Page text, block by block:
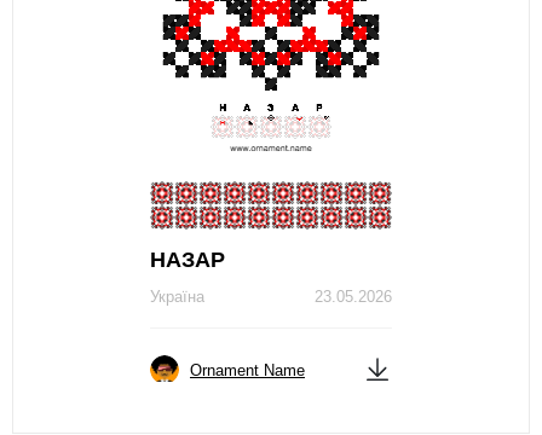
НАЗАР
23.05.2026
Україна
Ornament Name